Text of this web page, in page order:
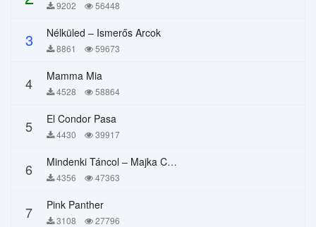
9202 56448
3 Nélküled – Ismerős Arcok
8861 59673
4 Mamma Mia
4528 58864
5 El Condor Pasa
4430 39917
6 Mindenki Táncol – Majka Curtis, Péter Majoros
4356 47363
7 Pink Panther
3108 27796